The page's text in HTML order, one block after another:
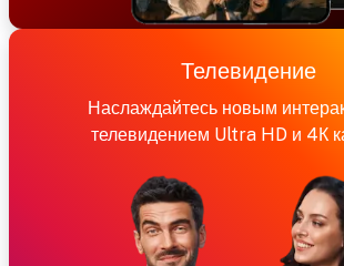
Телевидение
Наслаждайтесь новым
телевидением Ultra HD и 4К